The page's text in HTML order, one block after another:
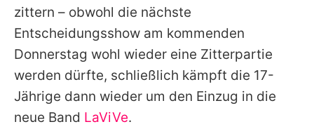
zittern – obwohl die nächste
Entscheidungsshow am kommenden
Donnerstag wohl wieder eine Zitterpartie
werden dürfte, schließlich kämpft die 17-
Jährige dann wieder um den Einzug in die
neue Band LaViVe.